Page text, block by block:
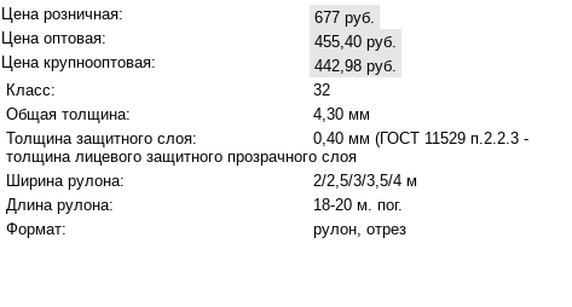
Цена розничная:
677 руб.
Цена оптовая:
455,40 руб.
Цена крупнооптовая:
442,98 руб.
Класс:
32
Общая толщина:
4,30 мм
Толщина защитного слоя:
0,40 мм (ГОСТ 11529 п.2.2.3 -
толщина лицевого защитного прозрачного слоя
Ширина рулона:
2/2,5/3/3,5/4 м
Длина рулона:
18-20 м. пог.
Формат:
рулон, отрез